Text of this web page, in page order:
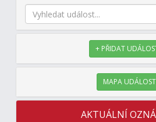
+ PŘIDAT
MAPA
AKTUÁLNÍ